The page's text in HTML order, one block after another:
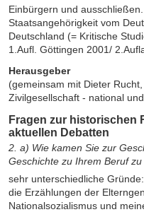
Einbürgern und
Staatsangehörigkeit vom
Deutschland (= Kritische
1.Aufl. Göttingen 2001/
Herausgeber
(gemeinsam mit Dieter
Zivilgesellschaft - national
Fragen zur historischen
aktuellen Debatten
2. a) Wie kamen Sie zur
Geschichte zu Ihrem Beruf
sehr unterschiedliche Gründe:
die Erzählungen der
Nationalsozialismus und